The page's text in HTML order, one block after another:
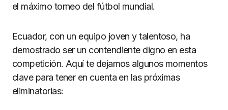
el máximo torneo del fútbol mundial.
Ecuador, con un equipo joven y talentoso, ha
demostrado ser un contendiente digno en esta
competición. Aquí te dejamos algunos momentos
clave para tener en cuenta en las próximas
eliminatorias: